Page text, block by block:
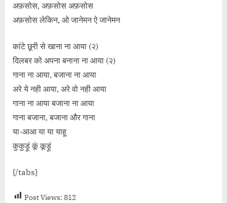
अफ़सोस, अफ़सोस अफ़सोस
अफ़सोस लेकिन, ओ जानेमन ऐ जानेमन
कांटे छूरी से खाना ना आया (२)
दिलबर को अपना बनाना ना आया (२)
गाना ना आया, बजाना ना आया
अरे ये नही आया, अरे वो नही आया
गाना ना आया बजाना ना आया
गाना बजाना, बजाना और गाना
या-आआ या या याहू
कुकुड़ूं कूं कूड़ूं
{/tabs}
Post Views: 812